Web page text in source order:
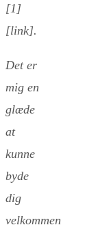
[1]
[link].
Det er
mig en
glæde
at
kunne
byde
dig
velkommen